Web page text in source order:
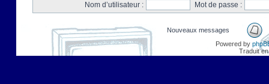
Nom d’utilisateur :
Mot de passe :
Nouveaux messages
Powered by
Traduit